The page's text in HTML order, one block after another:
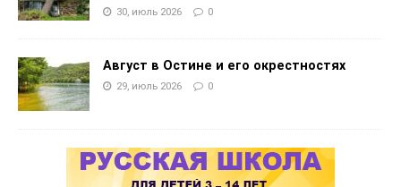
30, июль 2026 0
Август в Остине и его окрестностях
29, июль 2026 0